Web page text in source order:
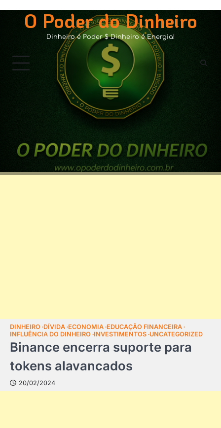
contentO Poder do Dinheiro
Dinheiro é Poder $ Dinheiro é Energia!
DINHEIRO DÍVIDA ECONOMIA EDUCAÇÃO FINANCEIRA
INFLUÊNCIA DO DINHEIRO INVESTIMENTOS UNCATEGORIZED
Binance encerra suporte para
tokens alavancados
20/02/2024